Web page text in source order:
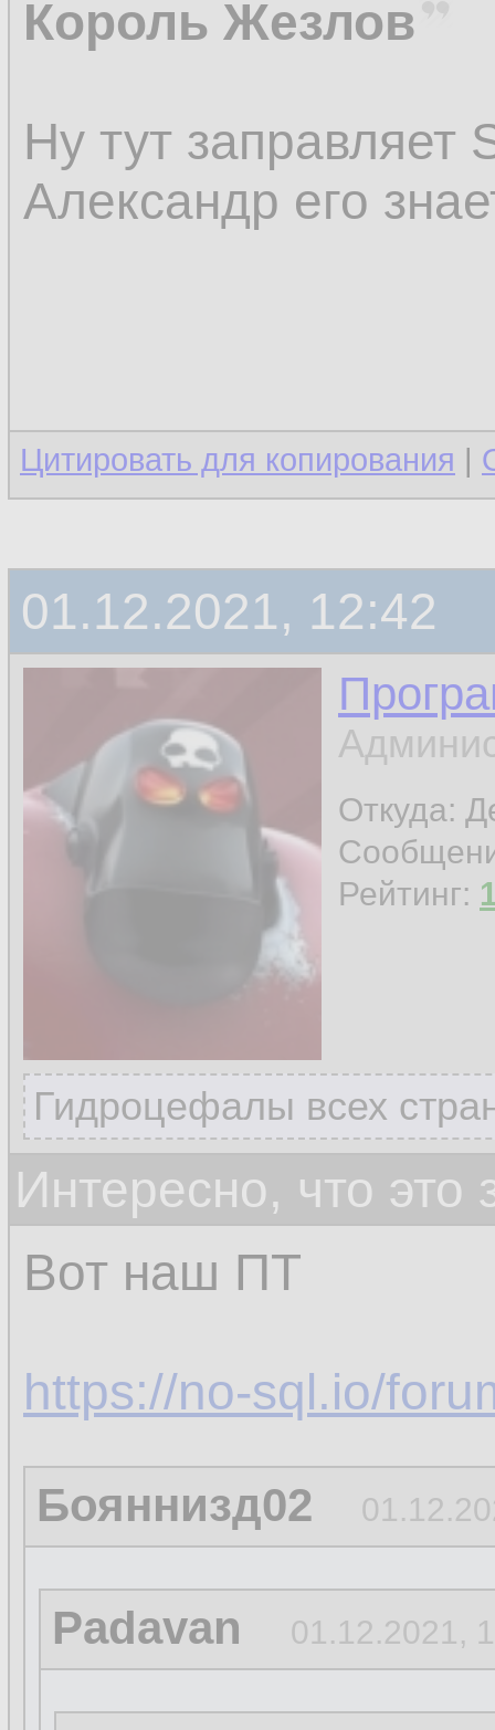
Король Жезлов
Ну тут заправляет
Александр его
Цитировать для копирования |
01.12.2021, 12:42
Откуда:
Рейтинг:
Гидроцефалы всех
Интересно, что
Вот наш ПТ
https://no-sql.io/
Бояннизд02
Padavan 01.12.2021,